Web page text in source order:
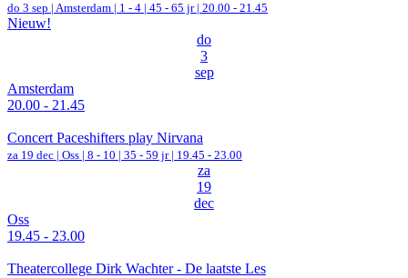
do 3 sep | Amsterdam | 1 - 4 | 45 - 65 jr | 20.00 - 21.45
Nieuw!
do
3
sep
Amsterdam
20.00 - 21.45
Concert Paceshifters play Nirvana
za 19 dec | Oss | 8 - 10 | 35 - 59 jr | 19.45 - 23.00
za
19
dec
Oss
19.45 - 23.00
Theatercollege Dirk Wachter - De laatste Les